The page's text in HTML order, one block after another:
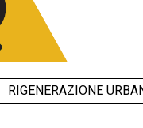
RIGENERAZIONE